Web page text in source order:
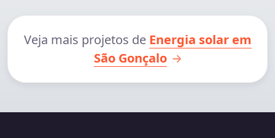
Veja mais projetos de Energia solar em
São Gonçalo